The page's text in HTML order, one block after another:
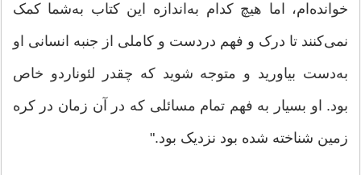
خوانده‌ام، اما هیچ کدام به‌اندازه این کتاب به‌شما کمک
نمی‌کنند تا درک و فهم دردست و کاملی از جنبه انسانی او
به‌دست بیاورید و متوجه شوید که چقدر لئوناردو خاص
بود. او بسیار به فهم تمام مسائلی که در آن زمان در کره
زمین شناخته شده بود نزدیک بود."